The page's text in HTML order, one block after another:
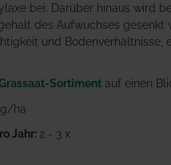
bei. Darüber hinaus wird
des Aufwuchses
und
Sortiment auf einen
ha
Jahr: 2 - 3 x